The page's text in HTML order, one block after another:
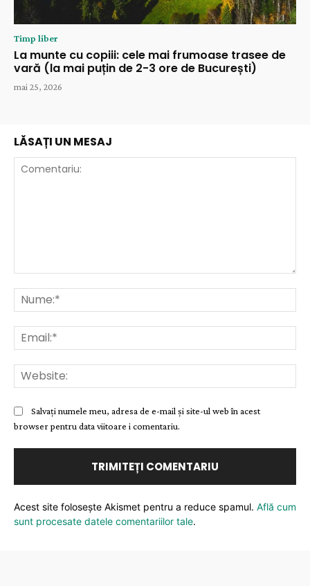
Timp liber
La munte cu copiii: cele mai frumoase trasee de
vară (la mai puțin de 2-3 ore de București)
mai 25, 2026
LĂSAȚI UN MESAJ
Salvați numele meu, adresa de e-mail și site-ul web în acest
browser pentru data viitoare i comentariu.
Acest site folosește Akismet pentru a reduce spamul. Află cum
sunt procesate datele comentariilor tale.